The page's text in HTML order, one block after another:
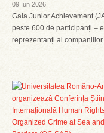
09 Iun 2026
Gala Junior Achievement
peste 600 de participanți –
reprezentanți ai